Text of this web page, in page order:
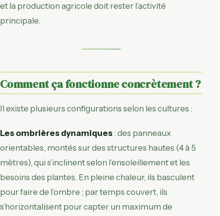
et la production agricole doit rester l’activité
principale.
Comment ça fonctionne concrètement ?
Il existe plusieurs configurations selon les cultures :
Les ombrières dynamiques : des panneaux
orientables, montés sur des structures hautes (4 à 5
mètres), qui s’inclinent selon l’ensoleillement et les
besoins des plantes. En pleine chaleur, ils basculent
pour faire de l’ombre ; par temps couvert, ils
s’horizontalisent pour capter un maximum de